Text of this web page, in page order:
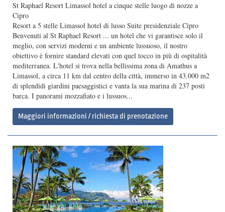
St Raphael Resort Limassol hotel a cinque stelle luogo di nozze a
Cipro
Resort a 5 stelle Limassol hotel di lusso Suite presidenziale Cipro
Benvenuti al St Raphael Resort ... un hotel che vi garantisce solo il
meglio, con servizi moderni e un ambiente lussuoso, il nostro
obiettivo è fornire standard elevati con quel tocco in più di ospitalità
mediterranea. L'hotel si trova nella bellissima zona di Amathus a
Limassol, a circa 11 km dal centro della città, immerso in 43.000 m2
di splendidi giardini paesaggistici e vanta la sua marina di 237 posti
barca. I panorami mozzafiato e i lussuos...
Maggiori informazioni / richiesta di prenotazione